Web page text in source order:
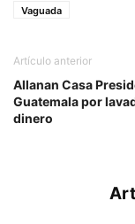
Vaguada
Artículo anterior
Allanan Casa
Guatemala por
dinero